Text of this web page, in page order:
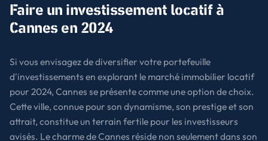
Faire un investissement locatif à
Cannes en 2024
Si vous envisagez de diversifier votre portefeuille
d'investissements en explorant le marché immobilier locatif
pour 2024, Cannes se présente comme une option de choix.
Cette ville, connue pour son dynamisme, son prestige et son
attrait, constitue un terrain fertile pour les investisseurs
avisés. Le charme de Cannes réside non seulement dans son